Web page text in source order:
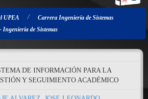
UPEA
Carrera Ingeniería de Sistemas
Ingeniería de Sistemas
DE INFORMACIÓN PARA LA
Y SEGUIMIENTO ACADÉMICO